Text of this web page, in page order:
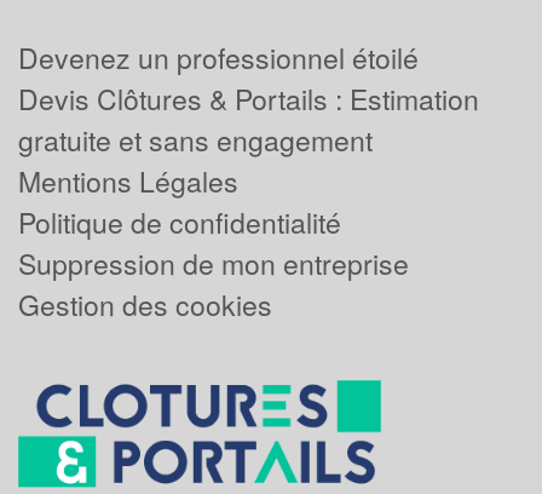
Devenez un professionnel étoilé
Devis Clôtures & Portails : Estimation
gratuite et sans engagement
Mentions Légales
Politique de confidentialité
Suppression de mon entreprise
Gestion des cookies